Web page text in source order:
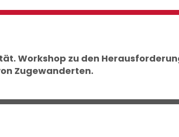
Workshop zu den
Zugewanderten.